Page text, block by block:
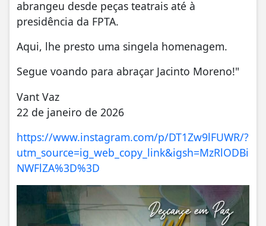
abrangeu desde peças teatrais até à
presidência da FPTA.
Aqui, lhe presto uma singela homenagem.
Segue voando para abraçar Jacinto Moreno!"
Vant Vaz
22 de janeiro de 2026
https://www.instagram.com/p/DT1Zw9lFUWR/?
utm_source=ig_web_copy_link&igsh=MzRlODBi
NWFlZA%3D%3D